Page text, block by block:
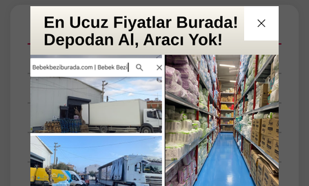
Açıklamalar
Taksit Seçenekleri
Tüm Yorumlar
Tüm Sorular
Anket